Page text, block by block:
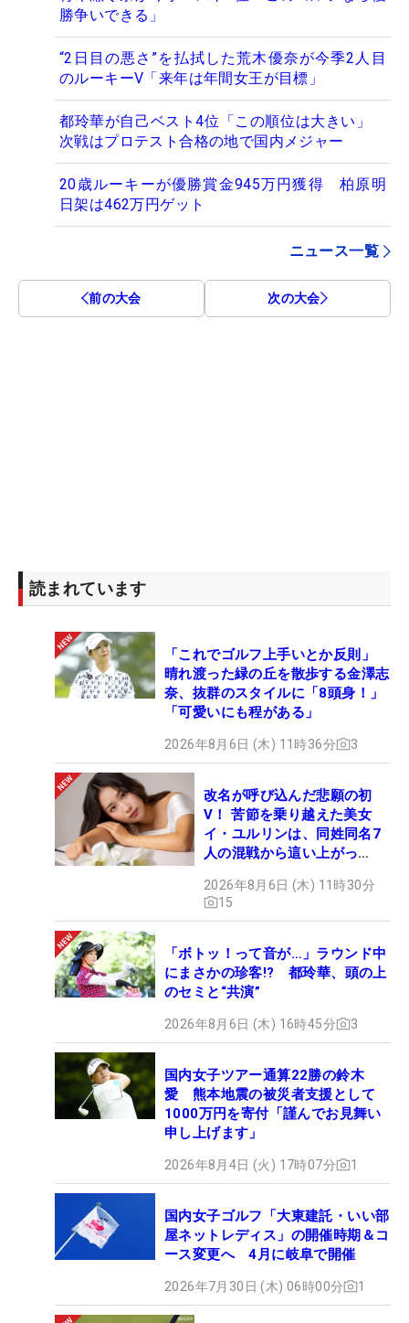
勝争いできる」
“2日目の悪さ”を払拭した荒木優奈が今季2人目
のルーキーV「来年は年間女王が目標」
都玲華が自己ベスト4位「この順位は大きい」
次戦はプロテスト合格の地で国内メジャー
20歳ルーキーが優勝賞金945万円獲得 柏原明
日架は462万円ゲット
ニュース一覧
前の大会 次の大会
読まれています
「これでゴルフ上手いとか反則」
晴れ渡った緑の丘を散歩する金澤志
奈、抜群のスタイルに「8頭身！」
「可愛いにも程がある」
2026年8月6日 (木) 11時36分 3
改名が呼び込んだ悲願の初
V！ 苦節を乗り越えた美女
イ・ユルリンは、同姓同名7
人の混戦から這い上がっ
2026年8月6日 (木) 11時30分
15
「ボトッ！って音が…」ラウンド中
にまさかの珍客!? 都玲華、頭の上
のセミと“共演”
2026年8月6日 (木) 16時45分 3
国内女子ツアー通算22勝の鈴木
愛 熊本地震の被災者支援として
1000万円を寄付「謹んでお見舞い
申し上げます」
2026年8月4日 (火) 17時07分 1
国内女子ゴルフ「大東建託・いい部
屋ネットレディス」の開催時期＆コ
ース変更へ 4月に岐阜で開催
2026年7月30日 (木) 06時00分 1